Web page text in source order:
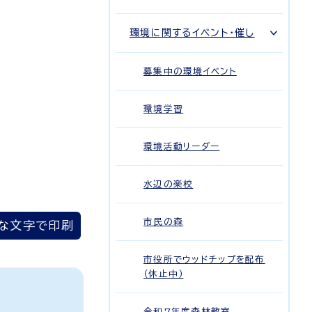
文字で印刷
環境に関するイベント・催し
募集中の環境イベント
環境学習
環境活動リーダー
水辺の楽校
市民の森
市役所でウッドチップを配布
（休止中）